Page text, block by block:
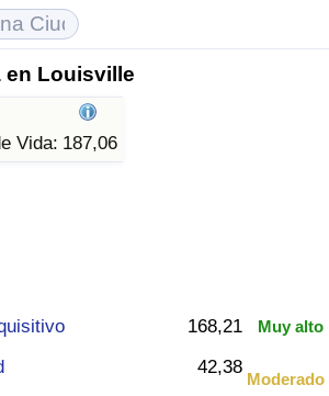
en Louisville
Vida: 187,06
168,21 Muy alto
42,38
Moderado
Vida (Actual)
Vida
vida por país
Inmuebles (Actual)
Inmuebles
Inmuebles por País
de Vida
Vida (Actual)
vida por país
de Criminalidad